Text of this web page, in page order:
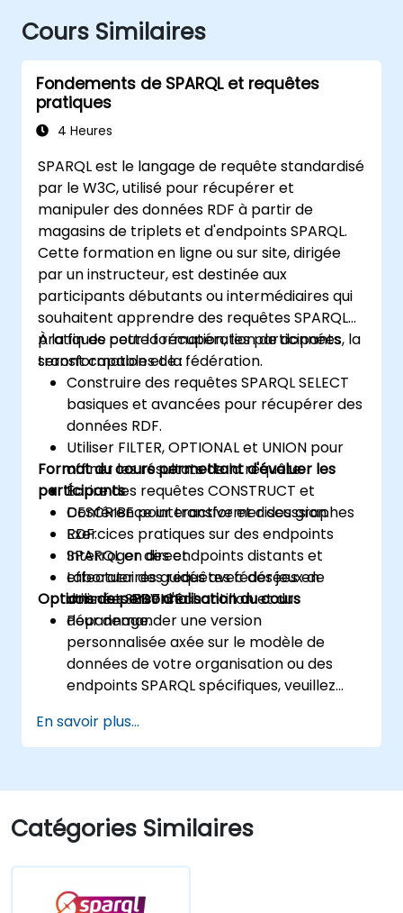
Cours Similaires
Fondements de SPARQL et requêtes
pratiques
4 Heures
SPARQL est le langage de requête standardisé
par le W3C, utilisé pour récupérer et
manipuler des données RDF à partir de
magasins de triplets et d'endpoints SPARQL.
Cette formation en ligne ou sur site, dirigée
par un instructeur, est destinée aux
participants débutants ou intermédiaires qui
souhaitent apprendre des requêtes SPARQL
pratiques pour la récupération de données, la
transformation et la fédération.
À la fin de cette formation, les participants
seront capables de :
Construire des requêtes SPARQL SELECT
basiques et avancées pour récupérer des
données RDF.
Utiliser FILTER, OPTIONAL et UNION pour
affiner les résultats de la requête.
Écrire des requêtes CONSTRUCT et
DESCRIBE pour transformer des graphes
RDF.
Interroger des endpoints distants et
effectuer des requêtes fédérées en
utilisant SERVICE.
Format du cours permettant d'évaluer les
participants
Conférence interactive et discussion.
Exercices pratiques sur des endpoints
SPARQL en direct.
Laboratoires guidés avec des jeux de
données RDF d'échantillon et du
dépannage.
Options de personnalisation du cours
Pour demander une version
personnalisée axée sur le modèle de
données de votre organisation ou des
endpoints SPARQL spécifiques, veuillez
En savoir plus...
Catégories Similaires